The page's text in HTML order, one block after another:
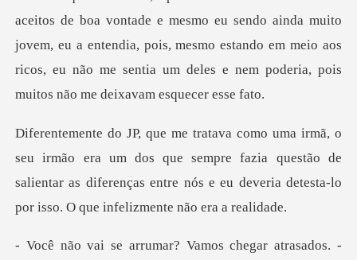
aceitos de boa vontade e mesmo eu sendo ainda muito
jovem, eu a entendia, pois, mesmo estando em me
dos que sempre fazia questão de
salientar as diferenças entre nós e e
r? Vamos chegar atrasado